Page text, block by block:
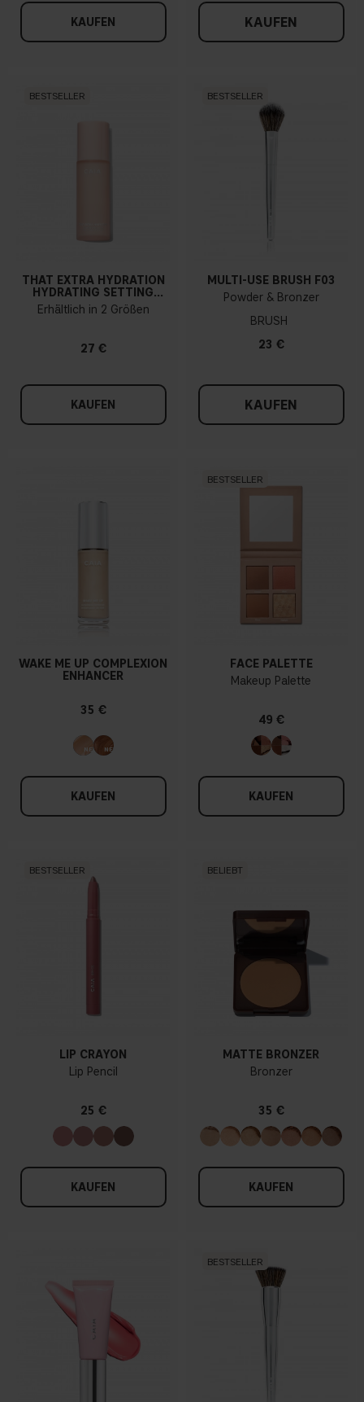
KAUFEN KAUFEN
BESTSELLER
THAT EXTRA HYDRATION
HYDRATING SETTING
SPRAY
Erhältlich in 2 Größen
27 €
KAUFEN
BESTSELLER
MULTI-USE BRUSH F03
Powder & Bronzer
BRUSH
23 €
KAUFEN
WAKE ME UP COMPLEXION
ENHANCER
35 €
KAUFEN
BESTSELLER
FACE PALETTE
Makeup Palette
49 €
KAUFEN
BESTSELLER
LIP CRAYON
Lip Pencil
25 €
KAUFEN
BELIEBT
MATTE BRONZER
Bronzer
35 €
KAUFEN
BESTSELLER